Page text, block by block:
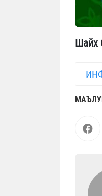
Шайх